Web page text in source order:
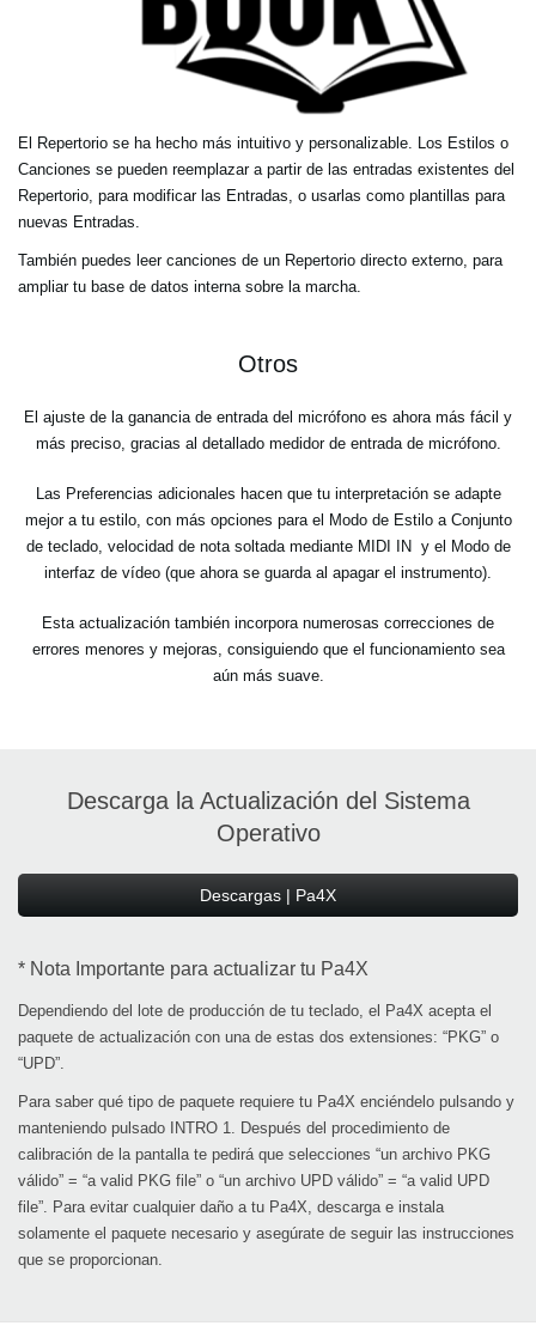
El Repertorio se ha hecho más intuitivo y personalizable. Los Estilos o
Canciones se pueden reemplazar a partir de las entradas existentes del
Repertorio, para modificar las Entradas, o usarlas como plantillas para
nuevas Entradas.
También puedes leer canciones de un Repertorio directo externo, para
ampliar tu base de datos interna sobre la marcha.
Otros
El ajuste de la ganancia de entrada del micrófono es ahora más fácil y
más preciso, gracias al detallado medidor de entrada de micrófono.
Las Preferencias adicionales hacen que tu interpretación se adapte
mejor a tu estilo, con más opciones para el Modo de Estilo a Conjunto
de teclado, velocidad de nota soltada mediante MIDI IN y el Modo de
interfaz de vídeo (que ahora se guarda al apagar el instrumento).
Esta actualización también incorpora numerosas correcciones de
errores menores y mejoras, consiguiendo que el funcionamiento sea
aún más suave.
Descarga la Actualización del Sistema
Operativo
Descargas | Pa4X
* Nota Importante para actualizar tu Pa4X
Dependiendo del lote de producción de tu teclado, el Pa4X acepta el
paquete de actualización con una de estas dos extensiones: “PKG” o
“UPD”.
Para saber qué tipo de paquete requiere tu Pa4X enciéndelo pulsando y
manteniendo pulsado INTRO 1. Después del procedimiento de
calibración de la pantalla te pedirá que selecciones “un archivo PKG
válido” = “a valid PKG file” o “un archivo UPD válido” = “a valid UPD
file”. Para evitar cualquier daño a tu Pa4X, descarga e instala
solamente el paquete necesario y asegúrate de seguir las instrucciones
que se proporcionan.